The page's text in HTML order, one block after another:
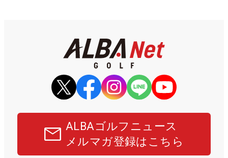
ALBAゴルフニュース
メルマガ登録はこちら